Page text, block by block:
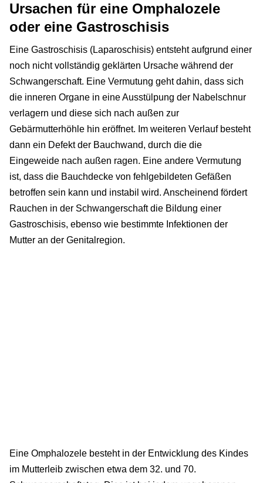
Ursachen für eine Omphalozele
oder eine Gastroschisis
Eine Gastroschisis (Laparoschisis) entsteht aufgrund einer
noch nicht vollständig geklärten Ursache während der
Schwangerschaft. Eine Vermutung geht dahin, dass sich
die inneren Organe in eine Ausstülpung der Nabelschnur
verlagern und diese sich nach außen zur
Gebärmutterhöhle hin eröffnet. Im weiteren Verlauf besteht
dann ein Defekt der Bauchwand, durch die die
Eingeweide nach außen ragen. Eine andere Vermutung
ist, dass die Bauchdecke von fehlgebildeten Gefäßen
betroffen sein kann und instabil wird. Anscheinend fördert
Rauchen in der Schwangerschaft die Bildung einer
Gastroschisis, ebenso wie bestimmte Infektionen der
Mutter an der Genitalregion.
Eine Omphalozele besteht in der Entwicklung des Kindes
im Mutterleib zwischen etwa dem 32. und 70.